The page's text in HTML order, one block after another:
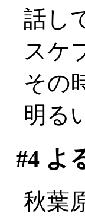
話し
スケ
その
明る
#4よ
秋葉